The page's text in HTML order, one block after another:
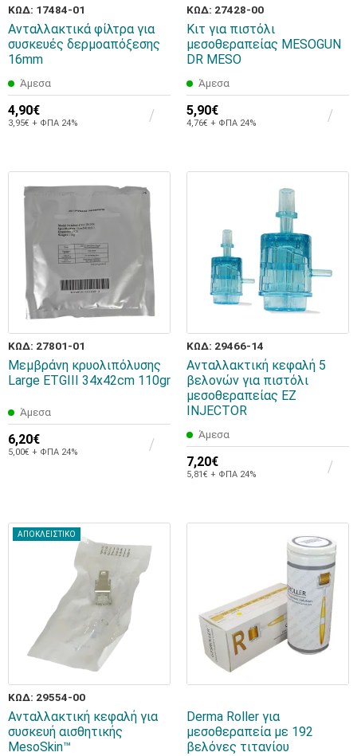
ΚΩΔ: 17484-01
Ανταλλακτικά φίλτρα για
συσκευές δερμοαπόξεσης
16mm
Άμεσα
4,90€
3,95€ + ΦΠΑ 24%
ΚΩΔ: 27428-00
Kιτ για πιστόλι
μεσοθεραπείας MESOGUN
DR MESO
Άμεσα
5,90€
4,76€ + ΦΠΑ 24%
ΚΩΔ: 27801-01
Μεμβράνη κρυολιπόλυσης
Large ETGIII 34x42cm 110gr
Άμεσα
6,20€
5,00€ + ΦΠΑ 24%
ΚΩΔ: 29466-14
Ανταλλακτική κεφαλή 5
βελονών για πιστόλι
μεσοθεραπείας EZ
INJECTOR
Άμεσα
7,20€
5,81€ + ΦΠΑ 24%
ΑΠΟΚΛΕΙΣΤΙΚΟ
ΚΩΔ: 29554-00
Ανταλλακτική κεφαλή για
συσκευή αισθητικής
MesoSkin™
Derma Roller για
μεσοθεραπεία με 192
βελόνες τιτανίου